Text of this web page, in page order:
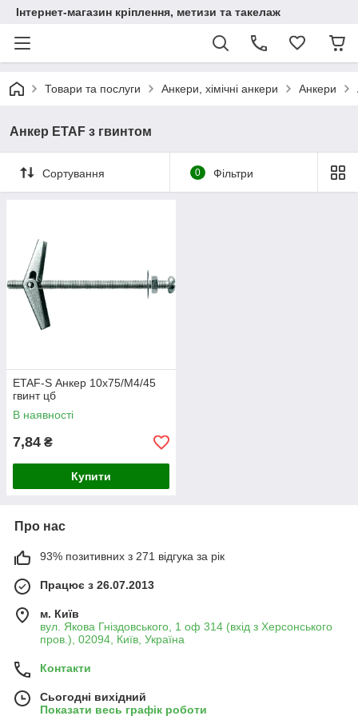
Інтернет-магазин кріплення, метизи та такелаж
Товари та послуги Анкери, хімічні анкери Анкери
Анкер ETAF з гвинтом
Сортування 0 Фільтри
ETAF-S Анкер 10х75/М4/45
гвинт цб
В наявності
7,84 ₴
Купити
Про нас
93% позитивних з 271 відгука за рік
Працює з 26.07.2013
м. Київ
вул. Якова Гніздовського, 1 оф 314 (вхід з Херсонського
пров.), 02094, Київ, Україна
Контакти
Сьогодні вихідний
Показати весь графік роботи